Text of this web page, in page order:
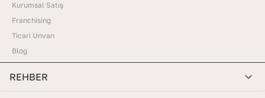
Kurumsal Satış
Franchising
Ticari Unvan
Blog
REHBER